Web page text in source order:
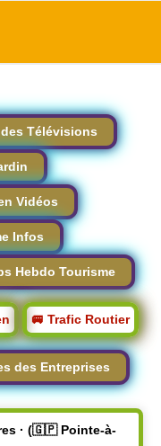
Télévisions
Vidéos
Infos
Hebdo Tourisme
🚐 Trafic Routier
des Entreprises
· (🇬🇵 Pointe-à-